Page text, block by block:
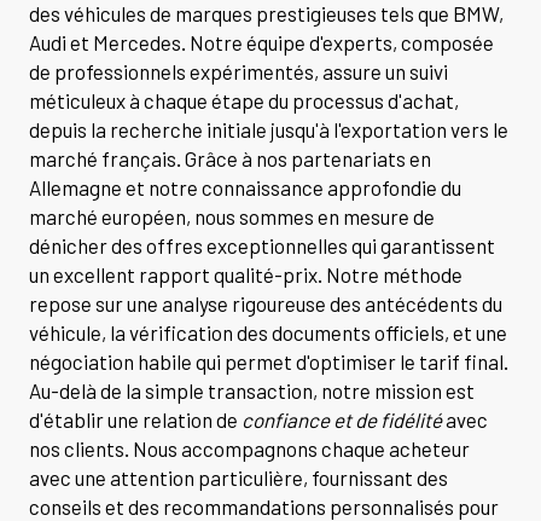
des véhicules de marques prestigieuses tels que BMW,
Audi et Mercedes. Notre équipe d'experts, composée
de professionnels expérimentés, assure un suivi
méticuleux à chaque étape du processus d'achat,
depuis la recherche initiale jusqu'à l'exportation vers le
marché français. Grâce à nos partenariats en
Allemagne et notre connaissance approfondie du
marché européen, nous sommes en mesure de
dénicher des offres exceptionnelles qui garantissent
un excellent rapport qualité-prix. Notre méthode
repose sur une analyse rigoureuse des antécédents du
véhicule, la vérification des documents officiels, et une
négociation habile qui permet d'optimiser le tarif final.
Au-delà de la simple transaction, notre mission est
d'établir une relation de confiance et de fidélitéavec
nos clients. Nous accompagnons chaque acheteur
avec une attention particulière, fournissant des
conseils et des recommandations personnalisés pour